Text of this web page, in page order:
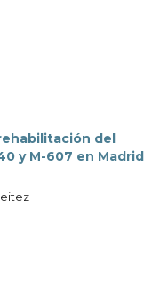
del
y M-607 en Madrid